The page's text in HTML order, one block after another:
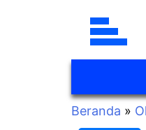
Beranda »